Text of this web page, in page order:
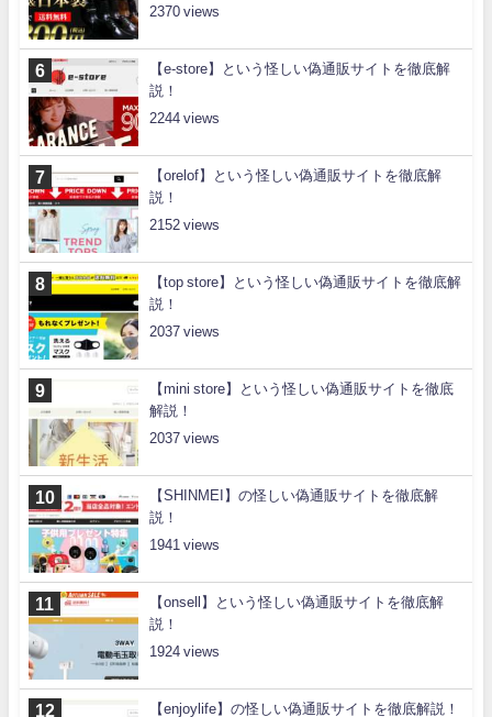
2370
【e-store】という怪しい偽通販サイトを徹底解
説！
2244
【orelof】という怪しい偽通販サイトを徹底解
説！
2152
【top store】という怪しい偽通販サイトを徹底解
説！
2037
【mini store】という怪しい偽通販サイトを徹底
解説！
2037
【SHINMEI】の怪しい偽通販サイトを徹底解
説！
1941
【onsell】という怪しい偽通販サイトを徹底解
説！
1924
【enjoylife】の怪しい偽通販サイトを徹底解説！